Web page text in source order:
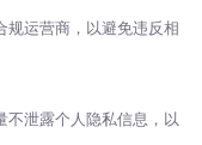
规运营商，以避免违反相
不泄露个人隐私信息，以